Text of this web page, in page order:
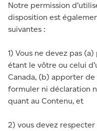
Notre permission
disposition est
suivantes :
1) Vous ne devez pas
étant le vôtre ou celui
Canada, (b) apporter
formuler ni déclaration
quant au Contenu, et
2) vous devez